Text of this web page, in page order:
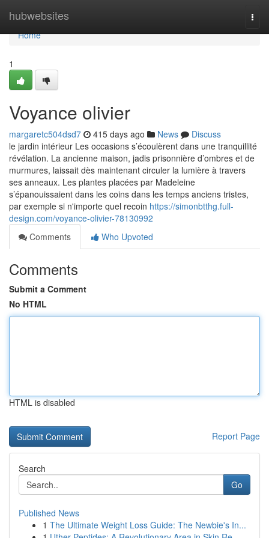
hubwebsites
Home
Home
1
Voyance olivier
margaretc504dsd7 415 days ago News
Discuss
le jardin intérieur Les occasions s’écoulèrent dans une tranquillité
révélation. La ancienne maison, jadis prisonnière d’ombres et de
murmures, laissait dès maintenant circuler la lumière à travers
ses anneaux. Les plantes placées par Madeleine
s’épanouissaient dans les coins dans les temps anciens tristes,
par exemple si n'importe quel recoin https://simonbtthg.full-
design.com/voyance-olivier-78130992
Comments
Who Upvoted
Comments
Submit a Comment
No HTML
HTML is disabled
Report Page
Search
Go
Published News
1 The Ultimate Weight Loss Guide: The Newbie's In...